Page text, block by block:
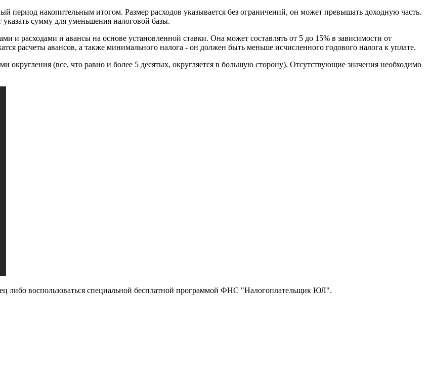
период накопительным итогом. Размер расходов указывается без ограничений, он может превышать доходную часть.
сумму для уменьшения налоговой базы.
и расходами и авансы на основе установленной ставки. Она может составлять от 5 до 15% в зависимости от
расчеты авансов, а также минимального налога - он должен быть меньше исчисленного годового налога к уплате.
округления (все, что равно и более 5 десятых, округляется в большую сторону). Отсутствующие значения необходимо
либо воспользоваться специальной бесплатной программой ФНС "Налогоплательщик ЮЛ".